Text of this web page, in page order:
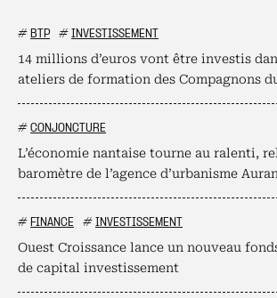
# BTP # INVESTISSEMENT
14 millions d’euros vont être investis
ateliers de formation des Compagnons
# CONJONCTURE
L’économie nantaise tourne au ralenti,
baromètre de l’agence d’urbanisme Auran
# FINANCE # INVESTISSEMENT
Ouest Croissance lance un nouveau
de capital investissement